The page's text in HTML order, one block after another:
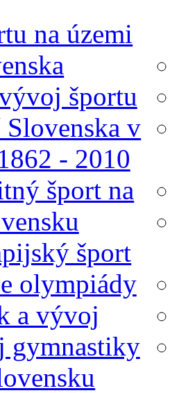
na územi
športu
Slovenska v
- 2010
šport na
šport
olympiády
a vývoj
gymnastiky